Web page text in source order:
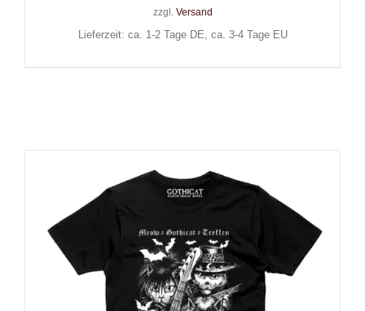
zzgl. Versand
Lieferzeit: ca. 1-2 Tage DE, ca. 3-4 Tage EU